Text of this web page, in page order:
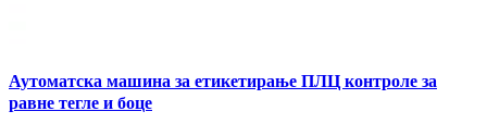
Аутоматска машина за етикетирање ПЛЦ контроле за
равне тегле и боце